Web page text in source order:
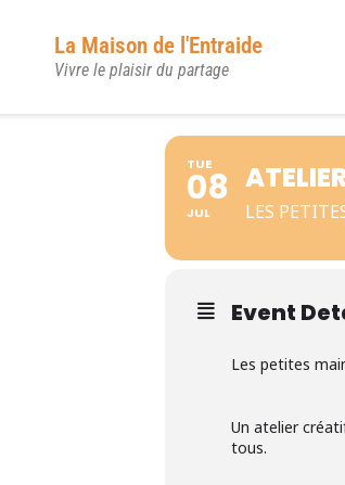
La Maison de l'Entraide
Vivre le plaisir du partage
TUE
08
JUL LES
Event
Les petites
Un atelier
tous.